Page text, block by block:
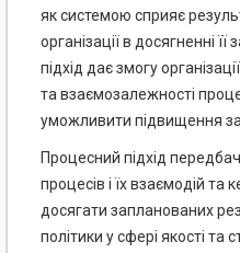
як системою сприяє
організації в досягненні
підхід дає змогу
та взаємозалежності
уможливити підвищення
Процесний підхід
процесів і їх взаємодій
досягати запланованих
політики у сфері якості та